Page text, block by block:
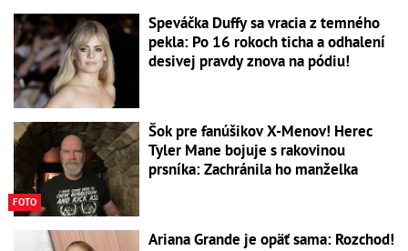
Speváčka Duffy sa vracia z temného
pekla: Po 16 rokoch ticha a odhalení
desivej pravdy znova na pódiu!
FOTO
Šok pre fanúšikov X-Menov! Herec
Tyler Mane bojuje s rakovinou
prsníka: Zachránila ho manželka
Ariana Grande je opäť sama: Rozchod!